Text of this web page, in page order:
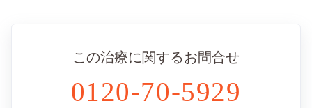
この治療に関するお問合せ
0120-70-5929